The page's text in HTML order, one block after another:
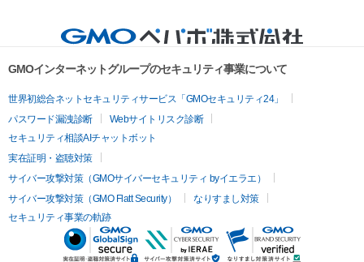
GMOインターネットグループのセキュリティ事業について
世界初総合ネットセキュリティサービス「GMOセキュリティ24」
パスワード漏洩診断
Webサイトリスク診断
セキュリティ相談AIチャットボット
実在証明・盗聴対策
サイバー攻撃対策（GMOサイバーセキュリティ byイエラエ）
サイバー攻撃対策（GMO Flatt Security）
なりすまし対策
セキュリティ事業の軌跡